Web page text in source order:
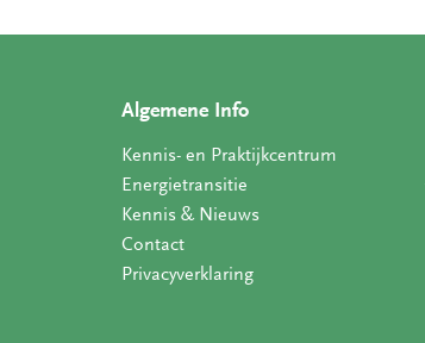
Algemene Info
Kennis- en Praktijkcentrum
Energietransitie
Kennis & Nieuws
Contact
Privacyverklaring